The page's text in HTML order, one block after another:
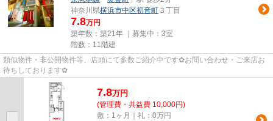
神奈川県横浜市中区初音町 ３丁目
7.8万円
築年数：築21年 ｜募集中： 3室
階数：11階建
類似物件・非公開物件等、店頭にて多数ご紹介中です✿お問い合わせ・ご来店お
待ちしております✿
7.8万円
(管理費・共益費 10,000円)
敷：1ヶ月｜礼：0万円